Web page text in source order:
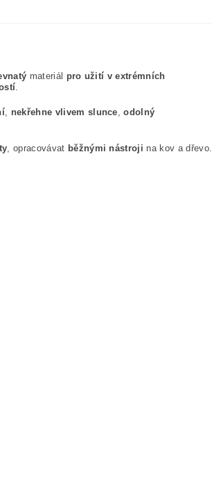
materiál pro užití v extrémních
.
, nekřehne vlivem slunce,odolný
, opracovávat běžnými nástroji na kov a dřevo.